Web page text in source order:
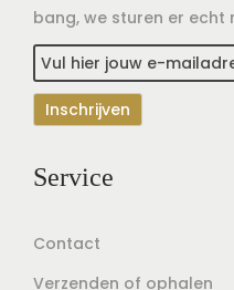
bang, we sturen er echt
Service
Contact
Verzenden of ophalen